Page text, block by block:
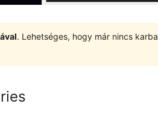
. Lehetséges, hogy már nincs